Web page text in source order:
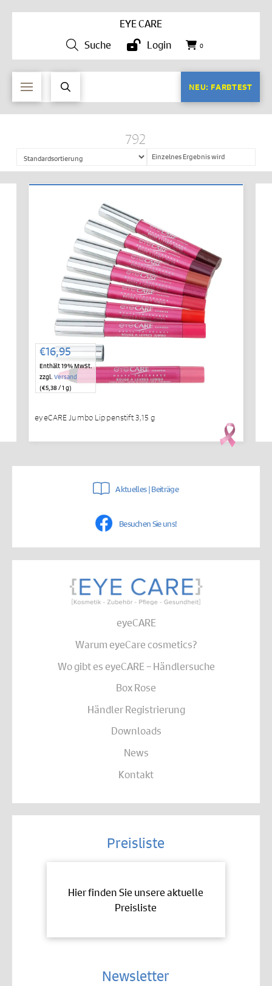
EYE CARE
Suche
Login 0
NEU: FARBTEST
792
Einzelnes Ergebnis wird
angezeigt
€16,95
Enthält 19% MwSt.
zzgl. Versand
(€5,38/ 1 g)
eyeCARE Jumbo Lippenstift 3,15 g
Aktuelles | Beiträge
Besuchen Sie uns!
eyeCARE
Warum eyeCare cosmetics?
Wo gibt es eyeCARE – Händlersuche
Box Rose
Händler Registrierung
Downloads
News
Kontakt
Preisliste
Hier finden Sie unsere aktuelle
Preisliste
Newsletter